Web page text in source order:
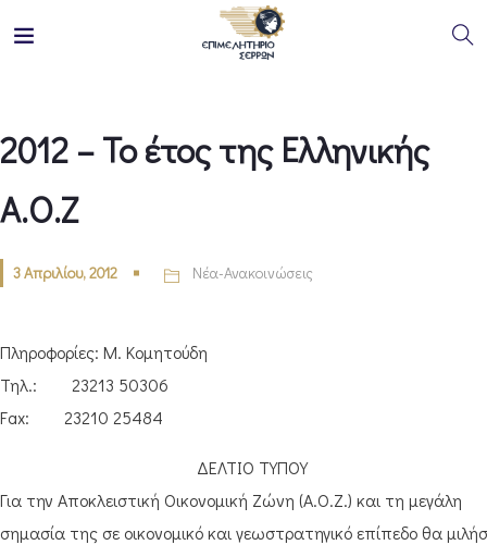
2012 – Το έτος της Ελληνικής
Α.Ο.Ζ
3 Απριλίου, 2012 Νέα-Ανακοινώσεις
Πληροφορίες: Μ. Κομητούδη
Τηλ.: 23213 50306
Fax: 23210 25484
ΔΕΛΤΙΟ ΤΥΠΟΥ
Για την Αποκλειστική Οικονομική Ζώνη (Α.Ο.Ζ.) και τη μεγάλη
σημασία της σε οικονομικό και γεωστρατηγικό επίπεδο θα